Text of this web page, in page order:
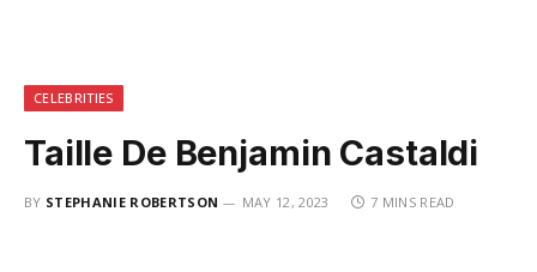
CELEBRITIES
Taille De Benjamin Castaldi
BY STEPHANIE ROBERTSON MAY 12, 2023 7 MINS READ